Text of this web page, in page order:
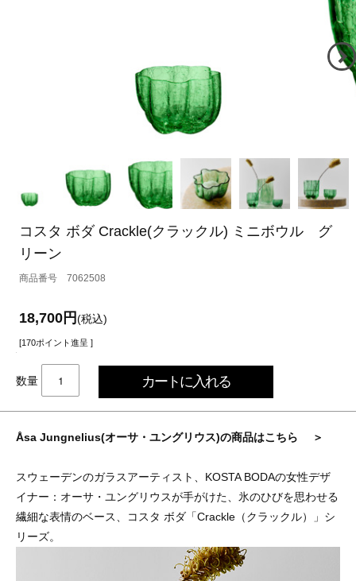
コスタ ボダ Crackle(クラックル) ミニボウル グ
リーン
7062508
18,700円(税込)
[170ポイント進呈 ]
数量
Åsa Jungnelius(オーサ・ユングリウス)の商品はこちら ＞
スウェーデンのガラスアーティスト、KOSTA BODAの女性デザ
イナー：オーサ・ユングリウスが手がけた、氷のひびを思わせる
繊細な表情のベース、コスタ ボダ「Crackle（クラックル）」シ
リーズ。